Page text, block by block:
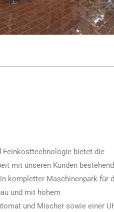
Feinkosttechnologie bietet die
mit unseren Kunden
kompletter Maschinenpark für
und mit hohem
und Mischer sowie einer